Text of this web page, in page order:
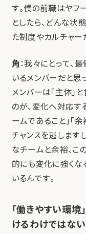
す。僕の前職はヤフ
としたら、どんな状
た制度やカルチャー
角 ：我々にとって、
いるメンバーだと思
メンバーは「主体」
のが、変化へ対応す
ームであること」「余
チャンスを逃します
なチームと余裕、こ
的にも変化に強くな
いるんです。
「働きやすい環境
けるわけではない